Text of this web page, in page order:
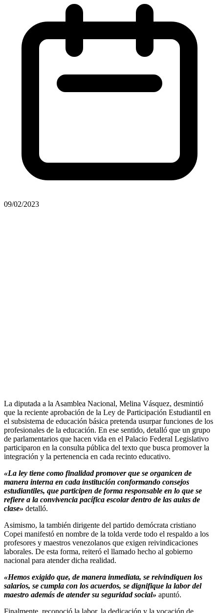
09/02/2023
La diputada a la Asamblea Nacional, Melina Vásquez, desmintió
que la reciente aprobación de la Ley de Participación Estudiantil en
el subsistema de educación básica pretenda usurpar funciones de los
profesionales de la educación. En ese sentido, detalló que un grupo
de parlamentarios que hacen vida en el Palacio Federal Legislativo
participaron en la consulta pública del texto que busca promover la
integración y la pertenencia en cada recinto educativo.
«La ley tiene como finalidad promover que se organicen de
manera interna en cada institución conformando consejos
estudiantiles, que participen de forma responsable en lo que se
refiere a la convivencia pacífica escolar dentro de las aulas de
clase» detalló.
Asimismo, la también dirigente del partido demócrata cristiano
Copei manifestó en nombre de la tolda verde todo el respaldo a los
profesores y maestros venezolanos que exigen reivindicaciones
laborales. De esta forma, reiteró el llamado hecho al gobierno
nacional para atender dicha realidad.
«Hemos exigido que, de manera inmediata, se reivindiquen los
salarios, se cumpla con los acuerdos, se dignifique la labor del
maestro además de atender su seguridad social» apuntó.
Finalmente, reconoció la labor, la dedicación y la vocación de